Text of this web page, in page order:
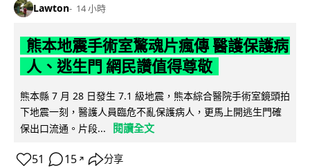
Lawton 14 小時
熊本地震手術室驚魂片瘋傳 醫護保護病
人、逃生門 網民讚值得尊敬
熊本縣 7 月 28 日發生 7.1 級地震，熊本綜合醫院手術室鏡頭拍
下地震一刻，醫護人員臨危不亂保護病人，更馬上開逃生門確
保出口流通。片段...
閱讀全文
51 15 ↗ 分享